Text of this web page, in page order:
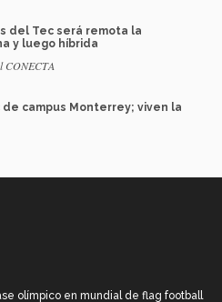
del Tec será remota la
y luego híbrida
CONECTA
de campus Monterrey; viven la
olímpico en mundial de flag football